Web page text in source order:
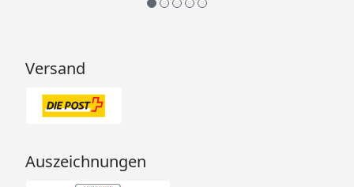
Versand
Auszeichnungen